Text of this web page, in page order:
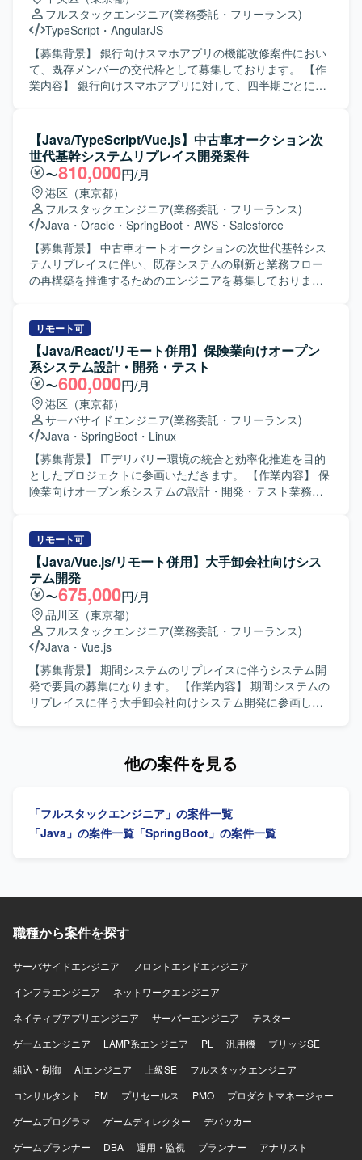
の魅力】 大規模な基幹システムの再構築プロジェクトに上
流から関わることで、業務フロー設計からAI活用まで幅広
い経験を積むことができます。最新のAIツールやクラウド
技術を用いた開発に携わることで、スキルの拡張が期待で
きます。 【開発環境】 Java（Spring Boot）、
Vue.js（v3）、TypeScript、Oracle、AWS（Amazon ECS）
フルスタックエンジニア(業務委託・フリーランス)
TypeScript ・ AngularJS
【募集背景】 銀行向けスマホアプリの機能改修案件におい
て、既存メンバーの交代枠として募集しております。 【作
業内容】 銀行向けスマホアプリに対して、四半期ごとに計
装・テストまで一連の工程を担当していただきます。スマ
ホ実機での動作確認やテストも行っていただきます。 【求
める人物像】 フロントエンドとバックエンド双方の技術に
主体的に取り組み、チームと連携しながら着実にタスクを
遂行できる方を求めております。仕様変更や機能追加にも
柔軟に対応し、品質を意識した開発ができる方が望ましい
です。 【ポジションの魅力】 銀行向けスマホアプリという
ユーザー数の多いプロダクトに携わることで、大規模サー
ビスの機能改修サイクルを通じた経験を積むことができま
す。フロントエンドとバックエンドの両方に関わるため、
し、バックエンドはJavaおよびSpring Bootを用いた構成と
なっております。
【Java/TypeScript/Vue.js】中古車オークション次
世代基幹システムリプレイス開発案件
〜810,000円/月
港区（東京都）
フルスタックエンジニア(業務委託・フリーランス)
Java ・ Oracle ・ SpringBoot ・ AWS ・ Salesforce
【募集背景】 中古車オートオークションの次世代基幹シス
テムリプレイスに伴い、既存システムの刷新と業務フロー
の再構築を推進するためのエンジニアを募集しておりま
Vue.js（v3）およびTypeScriptを用いた操作性の高いSPAフ
ロントエンドの設計・実装、Java（Spring Boot）による堅
牢なバックエンドの設計・開発を行っていただきます。
AI（プロンプト）を活用したソースコードおよびテストコ
ードの自動生成と実装を行い、オンプレミスOracleと
AWS（ECS）を組み合わせたハイブリッド環境で開発を進
めていただきます。 【求める人物像】 AI駆動開発に対して
積極的かつ柔軟に取り組み、新しい技術や開発手法の活用
に前向きな方を求めております。チームメンバーと円滑に
コミュニケーションを取りながら、大規模プロジェクトで
主体的に動ける方が望ましいです。 【ポジションの魅力】
スタックを実務で経験できる案件です。UI/UXにこだわった
SPA開発から堅牢なバックエンド構築まで幅広く携わること
で、フロントエンド・バックエンド双方のスキルを高めて
いただけます。 【開発環境】 フロントエンドは
Vue.js（v3）およびTypeScript、バックエンドは
Java（Spring Boot）を利用した構成となっております。イ
ンフラはオンプレミスOracleとAWS（ECS）を組み合わせ
たハイブリッド環境で、AIを活用したコードおよびテスト
自動生成ツールを用いた開発を行っております。
リモート可
【Java/React/リモート併用】保険業向けオープン
系システム設計・開発・テスト
〜600,000円/月
港区（東京都）
サーバサイドエンジニア(業務委託・フリーランス)
Java ・ SpringBoot ・ Linux
【募集背景】 ITデリバリー環境の統合と効率化推進を目的
としたプロジェクトに参画いただきます。 【作業内容】 保
険業向けオープン系システムの設計・開発・テスト業務を
ー環境の統合と効率化に向けたシステム開発に携わってい
ただきます。 【求める人物像】 アジャイルな開発スタイル
に柔軟に対応し、関係者と協調しながら主体的に開発を推
進していただける方を求めています。 【ポジションの魅
力】 保険業向けの大規模なオープン系システム開発に携わ
ることで、バックエンドからフロントエンドまで幅広い技
術スタックを活用しながら、ITデリバリー環境の統合や効
率化に貢献する経験を積むことができます。 【開発環境】
Java、Spring Boot、Node.js、JavaScript／TypeScript、
React、Angular、Next.js、Linux環境
リモート可
【Java/Vue.js/リモート併用】大手卸会社向けシス
テム開発
〜675,000円/月
品川区（東京都）
フルスタックエンジニア(業務委託・フリーランス)
Java ・ Vue.js
【募集背景】 期間システムのリプレイスに伴うシステム開
発で要員の募集になります。 【作業内容】 期間システムの
リプレイスに伴う大手卸会社向けシステム開発に参画し、
を行っていただきます。 【求める人物像】 基本設計からテ
ます。 【ポジションの魅力】 大手卸会社向けのシステム開
発に長期で参画でき、フロントエンドとバックエンドのい
境】 フロントエンドはVue.js、バックエンドはJavaとSQL
他の案件を見る
「フルスタックエンジニア」の案件一覧
「Java」の案件一覧 「SpringBoot」の案件一覧
職種から案件を探す
サーバサイドエンジニア
フロントエンドエンジニア
インフラエンジニア
ネットワークエンジニア
ネイティブアプリエンジニア
サーバーエンジニア
テスター
ゲームエンジニア
LAMP系エンジニア PL 汎用機
ブリッジSE
組込・制御
AIエンジニア 上級SE
フルスタックエンジニア
コンサルタント
PM プリセールス PMO
プロダクトマネージャー
ゲームプログラマ
ゲームディレクター
デバッカー
ゲームプランナー
DBA 運用・監視 プランナー
アナリスト